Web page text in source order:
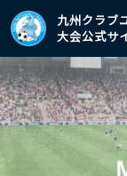
九州クラブ
大会公式サ